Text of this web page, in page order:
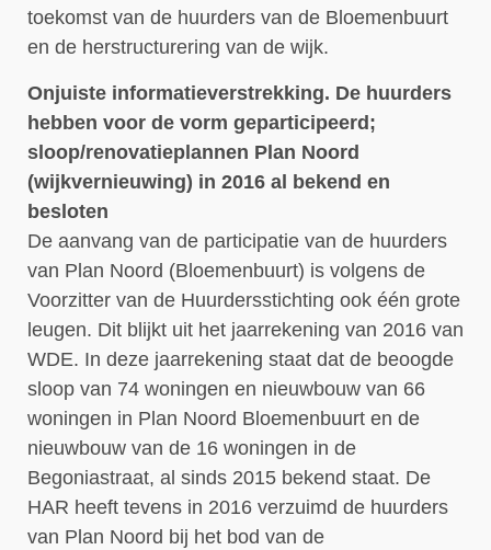
toekomst van de huurders van de Bloemenbuurt
en de herstructurering van de wijk.
Onjuiste informatieverstrekking. De huurders
hebben voor de vorm geparticipeerd;
sloop/renovatieplannen Plan Noord
(wijkvernieuwing) in 2016 al bekend en
besloten
De aanvang van de participatie van de huurders
van Plan Noord (Bloemenbuurt) is volgens de
Voorzitter van de Huurdersstichting ook één grote
leugen. Dit blijkt uit het jaarrekening van 2016 van
WDE. In deze jaarrekening staat dat de beoogde
sloop van 74 woningen en nieuwbouw van 66
woningen in Plan Noord Bloemenbuurt en de
nieuwbouw van de 16 woningen in de
Begoniastraat, al sinds 2015 bekend staat. De
HAR heeft tevens in 2016 verzuimd de huurders
van Plan Noord bij het bod van de